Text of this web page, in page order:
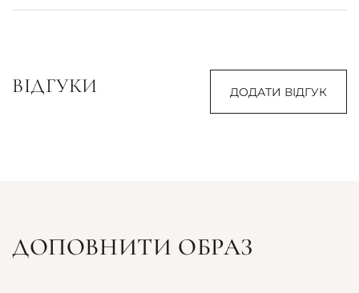
ВІДГУКИ ДОДАТИ ВІДГУК
ДОПОВНИТИ ОБРАЗ